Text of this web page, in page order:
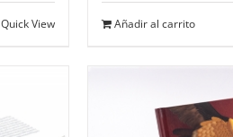
Quick View Añadir al carrito